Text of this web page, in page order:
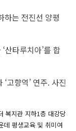
하는 전진선 양평
산타루치아’를 합
고향역’ 연주. 사진
복지관 지하1층 대강당
데 평생교육 및 취미여